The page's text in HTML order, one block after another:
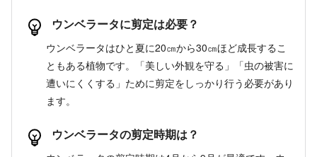
ウンベラータに剪定は必要？
ウンベラータはひと夏に20㎝から30㎝ほど成長するこ
ともある植物です。「美しい外観を守る」「虫の被害に
遭いにくくする」ために剪定をしっかり行う必要があり
ます。
ウンベラータの剪定時期は？